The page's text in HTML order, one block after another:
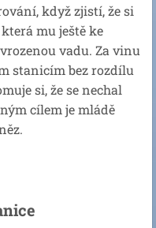
když zjistí, že si
mu ještě ke
vadu. Za vinu
stanicím bez rozdílu
si, že se nechal
cílem je mládě